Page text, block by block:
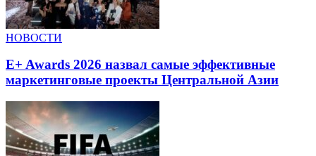
НОВОСТИ
E+ Awards 2026 назвал самые эффективные
маркетинговые проекты Центральной Азии